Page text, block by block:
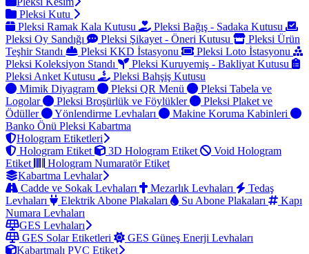
Pleksi Kutu
Pleksi Ramak Kala Kutusu
Pleksi Bağış - Sadaka Kutusu
Pleksi Oy Sandığı
Pleksi Şikayet - Öneri Kutusu
Pleksi Ürün
Teşhir Standı
Pleksi KKD İstasyonu
Pleksi Loto İstasyonu
Pleksi Koleksiyon Standı
Pleksi Kuruyemiş - Bakliyat Kutusu
Pleksi Anket Kutusu
Pleksi Bahşiş Kutusu
Mimik Diyagram
Pleksi QR Menü
Pleksi Tabela ve
Logolar
Pleksi Broşürlük ve Föylükler
Pleksi Plaket ve
Ödüller
Yönlendirme Levhaları
Makine Koruma Kabinleri
Banko Önü Pleksi Kabartma
Hologram Etiketleri
Hologram Etiket
3D Hologram Etiket
Void Hologram
Etiket
Hologram Numaratör Etiket
Kabartma Levhalar
Cadde ve Sokak Levhaları
Mezarlık Levhaları
Tedaş
Levhaları
Elektrik Abone Plakaları Su Abone Plakaları
Kapı
Numara Levhaları
GES Levhaları
GES Solar Etiketleri
GES Güneş Enerji Levhaları
Kabartmalı PVC Etiket